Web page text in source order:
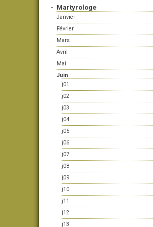
Martyrologe
Janvier
Février
Mars
Avril
Mai
Juin
j01
j02
j03
j04
j05
j06
j07
j08
j09
j10
j11
j12
j13